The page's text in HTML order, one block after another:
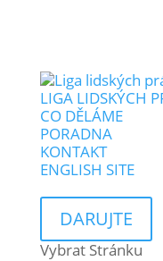
LIGA LIDSKÝCH
CO DĚLÁME
PORADNA
KONTAKT
ENGLISH SITE
DARUJTE
Vybrat Stránku